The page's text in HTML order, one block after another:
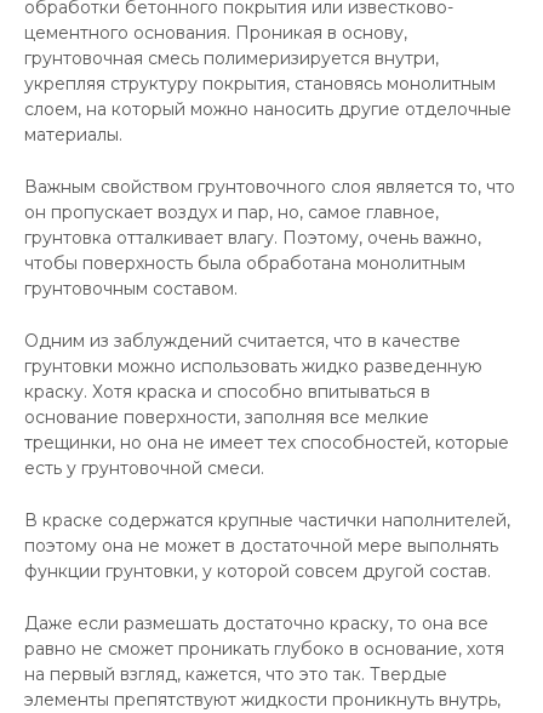
обработки бетонного покрытия или известково-
цементного основания. Проникая в основу,
грунтовочная смесь полимеризируется внутри,
укрепляя структуру покрытия, становясь монолитным
слоем, на который можно наносить другие отделочные
материалы.
Важным свойством грунтовочного слоя является то, что
он пропускает воздух и пар, но, самое главное,
грунтовка отталкивает влагу. Поэтому, очень важно,
чтобы поверхность была обработана монолитным
грунтовочным составом.
Одним из заблуждений считается, что в качестве
грунтовки можно использовать жидко разведенную
краску. Хотя краска и способно впитываться в
основание поверхности, заполняя все мелкие
трещинки, но она не имеет тех способностей, которые
есть у грунтовочной смеси.
В краске содержатся крупные частички наполнителей,
поэтому она не может в достаточной мере выполнять
функции грунтовки, у которой совсем другой состав.
Даже если размешать достаточно краску, то она все
равно не сможет проникать глубоко в основание, хотя
на первый взгляд, кажется, что это так. Твердые
элементы препятствуют жидкости проникнуть внутрь,